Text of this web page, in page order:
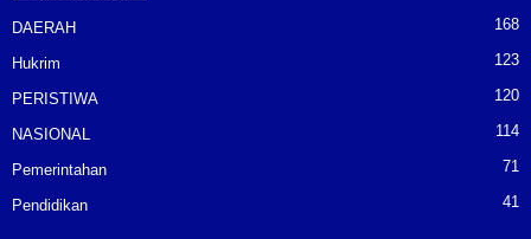
DAERAH 168
Hukrim 123
PERISTIWA 120
NASIONAL 114
Pemerintahan 71
Pendidikan 41